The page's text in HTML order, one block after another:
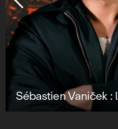
Sébastien Vaniček :